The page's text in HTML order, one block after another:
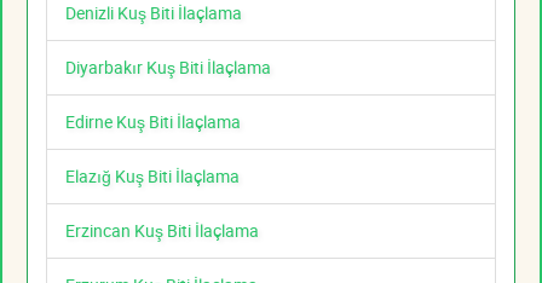
Denizli Kuş Biti İlaçlama
Diyarbakır Kuş Biti İlaçlama
Edirne Kuş Biti İlaçlama
Elazığ Kuş Biti İlaçlama
Erzincan Kuş Biti İlaçlama